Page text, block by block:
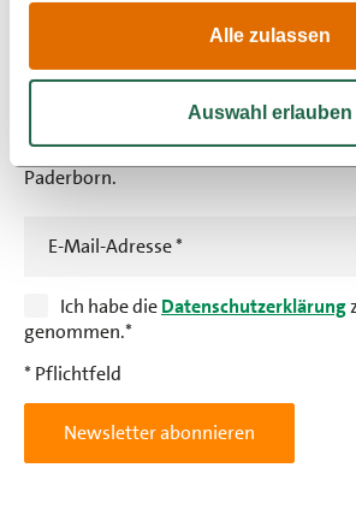
Alle zulassen
Auswahl erlauben
Newsletter abonnieren
Über unseren Newsletter erhalten Sie
wissenswerte Gastronomie- und
sowie alle Neuigkeiten rund um den
Paderborn.
E-Mail-Adresse*
Ich habe dieDatenschutzerklärung
genommen.*
* Pflichtfeld
Newsletter abonnieren